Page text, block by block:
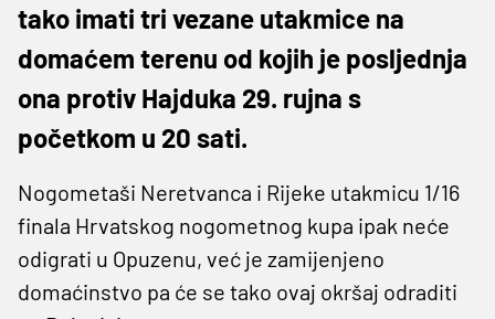
tako imati tri vezane utakmice na
domaćem terenu od kojih je posljednja
ona protiv Hajduka 29. rujna s
početkom u 20 sati.
Nogometaši Neretvanca i Rijeke utakmicu 1/16
finala Hrvatskog nogometnog kupa ipak neće
odigrati u Opuzenu, već je zamijenjeno
domaćinstvo pa će se tako ovaj okršaj odraditi